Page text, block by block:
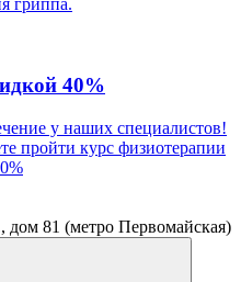
40%
у наших специалистов!
пройти курс физиотерапии
81 (метро Первомайская)